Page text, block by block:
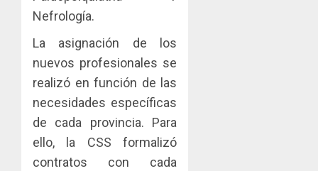
Nefrología.
La asignación de los
nuevos profesionales se
realizó en función de las
necesidades específicas
de cada provincia. Para
ello, la CSS formalizó
contratos con cada